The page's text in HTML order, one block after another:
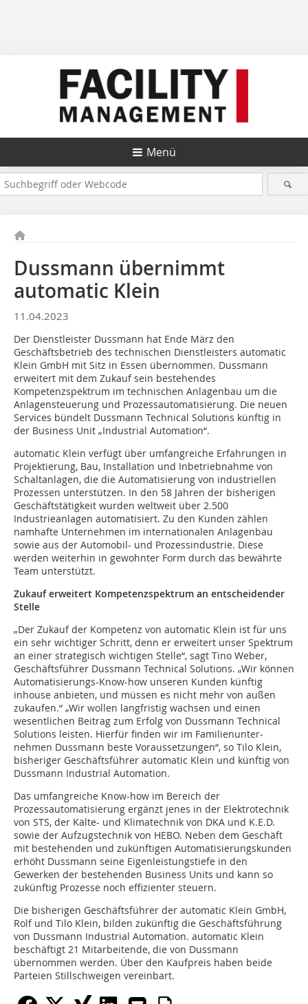
Menü
Dussmann übernimmt
automatic Klein
11.04.2023
Der Dienstleister Dussmann hat Ende März den
Geschäftsbetrieb des technischen Dienstleisters automatic
Klein GmbH mit Sitz in Essen übernommen. Dussmann
erweitert mit dem Zukauf sein bestehendes
Kompetenzspektrum im technischen Anlagenbau um die
Anlagen­steuerung und Prozessautomatisierung. Die neuen
Services bündelt Dussmann Technical Solutions künftig in
der Business Unit „Industrial Automation“.
automatic Klein verfügt über umfangreiche Erfahrungen in
Projektierung, Bau, Installation und Inbetriebnahme von
Schaltanlagen, die die Automatisierung von industriellen
Prozessen unterstützen. In den 58 Jahren der bisherigen
Geschäftstätigkeit wurden weltweit über 2.500
Industrieanlagen automatisiert. Zu den Kunden zählen
namhafte Unternehmen im internationalen Anlagenbau
sowie aus der Automobil- und Prozessindustrie. Diese
werden weiterhin in gewohnter Form durch das bewährte
Team unterstützt.
Zukauf erweitert Kompetenzspektrum an entscheidender
Stelle
„Der Zukauf der Kompetenz von automatic Klein ist für uns
ein sehr wichtiger Schritt, denn er erweitert unser Spektrum
an einer strategisch wichtigen Stelle“, sagt Tino Weber,
Geschäftsführer Dussmann Technical Solutions. „Wir können
Automatisierungs-Know-how unseren Kunden künftig
inhouse anbieten, und müssen es nicht mehr von außen
zukaufen.“ „Wir wollen langfristig wachsen und einen
wesentlichen Beitrag zum Erfolg von Dussmann Technical
Solutions leisten. Hierfür finden wir im Familien­unter­
nehmen Dussmann beste Voraussetzungen“, so Tilo Klein,
bisheriger Geschäftsführer automatic Klein und künftig von
Dussmann Industrial Automation.
Das umfangreiche Know-how im Bereich der
Prozessautomatisierung ergänzt jenes in der Elektrotechnik
von STS, der Kälte- und Klimatechnik von DKA und K.E.D.
sowie der Aufzugstechnik von HEBO. Neben dem Geschäft
mit bestehenden und zukünftigen Automatisierungskunden
erhöht Dussmann seine Eigenleistungstiefe in den
Gewerken der bestehenden Business Units und kann so
zukünftig Prozesse noch effizienter steuern.
Die bisherigen Geschäftsführer der automatic Klein GmbH,
Rolf und Tilo Klein, bilden zukünftig die Geschäftsführung
von Dussmann Industrial Automation. automatic Klein
beschäftigt 21 Mitarbeitende, die von Dussmann
übernommen werden. Über den Kaufpreis haben beide
Parteien Stillschweigen vereinbart.